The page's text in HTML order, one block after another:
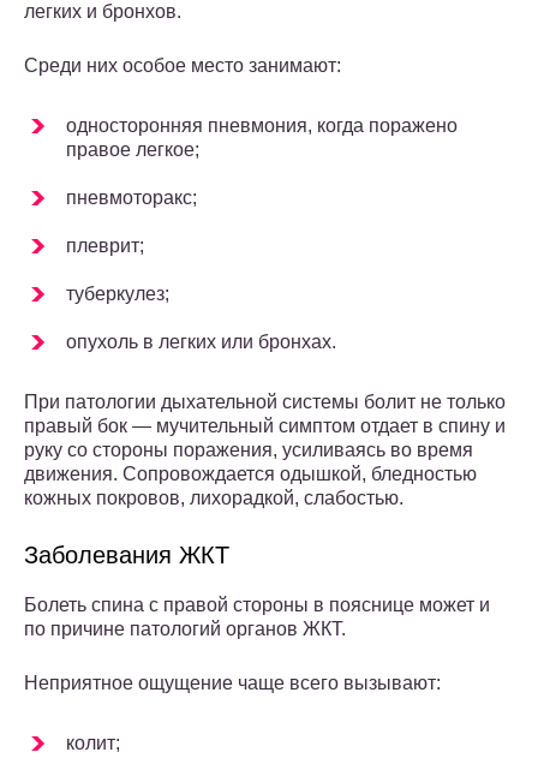
легких и бронхов.
Среди них особое место занимают:
односторонняя пневмония, когда поражено
правое легкое;
пневмоторакс;
плеврит;
туберкулез;
опухоль в легких или бронхах.
При патологии дыхательной системы болит не только
правый бок — мучительный симптом отдает в спину и
руку со стороны поражения, усиливаясь во время
движения. Сопровождается одышкой, бледностью
кожных покровов, лихорадкой, слабостью.
Заболевания ЖКТ
Болеть спина с правой стороны в пояснице может и
по причине патологий органов ЖКТ.
Неприятное ощущение чаще всего вызывают:
колит;